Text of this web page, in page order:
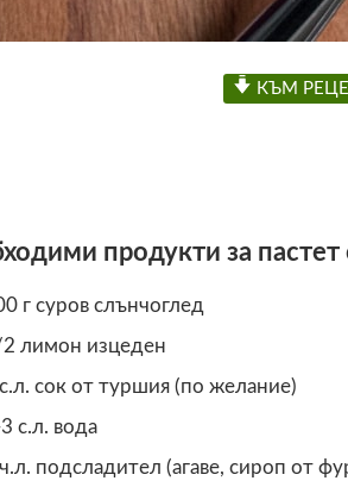
КЪМ
продукти за
г суров слънчоглед
лимон изцеден
сок от туршия (по желание)
с.л. вода
подсладител (агаве, сироп от